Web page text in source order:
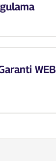
WEB